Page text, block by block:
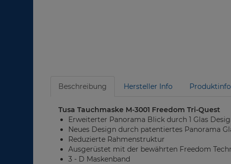
Beschreibung Hersteller Info
Tusa Tauchmaske M-3001 Freedom Tri-Quest
Erweiterter Panorama Blick durch 1 Glas
Neues Design durch patentiertes Panorama
Reduzierte Rahmenstruktur
Ausgerüstet mit der bewährten Freedom
3 - D Maskenband